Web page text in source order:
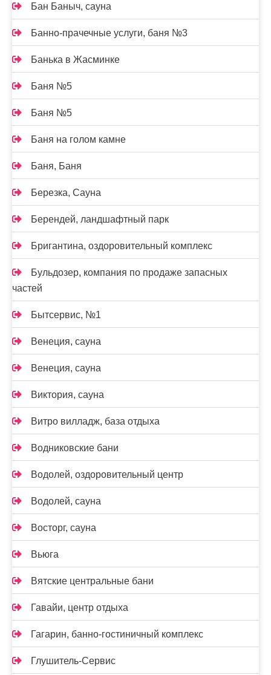
Бан Баныч, сауна
Банно-прачечные услуги, баня №3
Банька в Жасминке
Баня №5
Баня №5
Баня на голом камне
Баня, Баня
Березка, Сауна
Берендей, ландшафтный парк
Бригантина, оздоровительный комплекс
Бульдозер, компания по продаже запасных
частей
Бытсервис, №1
Венеция, сауна
Венеция, сауна
Виктория, сауна
Витро вилладж, база отдыха
Водниковские бани
Водолей, оздоровительный центр
Водолей, сауна
Восторг, сауна
Вьюга
Вятские центральные бани
Гавайи, центр отдыха
Гагарин, банно-гостиничный комплекс
Глушитель-Сервис